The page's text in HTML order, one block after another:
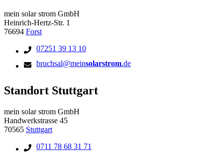
mein solar strom GmbH
Heinrich-Hertz-Str. 1
76694 Forst
07251 39 13 10
bruchsal@meinsolarstrom.de
Standort Stuttgart
mein solar strom GmbH
Handwerkstrasse 45
70565 Stuttgart
0711 78 68 31 71